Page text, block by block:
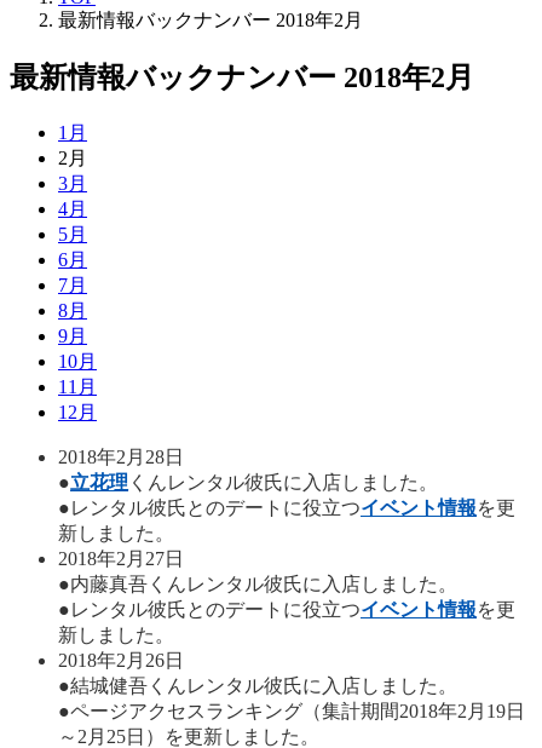
最新情報バックナンバー 2018年2月
最新情報バックナンバー 2018年2月
1月
2月
3月
4月
5月
6月
7月
8月
9月
10月
11月
12月
2018年2月28日
●立花理 くんレンタル彼氏に入店しました。
●レンタル彼氏とのデートに役立つイベント情報を更
新しました。
2018年2月27日
●内藤真吾くんレンタル彼氏に入店しました。
●レンタル彼氏とのデートに役立つイベント情報を更
新しました。
2018年2月26日
●結城健吾くんレンタル彼氏に入店しました。
●ページアクセスランキング（集計期間2018年2月19日
～2月25日）を更新しました。